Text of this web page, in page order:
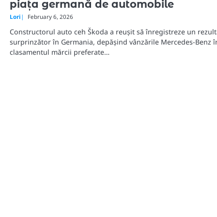
piața germană de automobile
Lori February 6, 2026
Constructorul auto ceh Škoda a reușit să înregistreze un
surprinzător în Germania, depășind vânzările Mercedes-Benz
clasamentul mărcii preferate…